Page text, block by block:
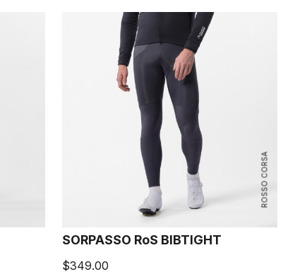
ROSSO CORSA
SORPASSO RoS BIBTIGHT
$349.00